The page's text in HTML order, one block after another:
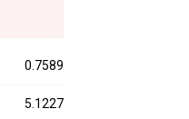
0.7589
5.1227